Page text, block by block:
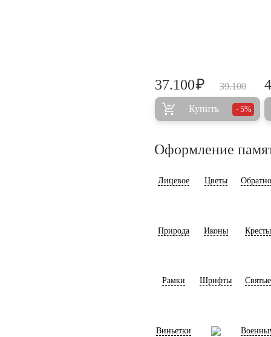
39.100
37.100₽
Купить 5%
Оформление
Лицевое Цветы
Природа Иконы Кресты
Рамки Шрифты Святые
Виньетки